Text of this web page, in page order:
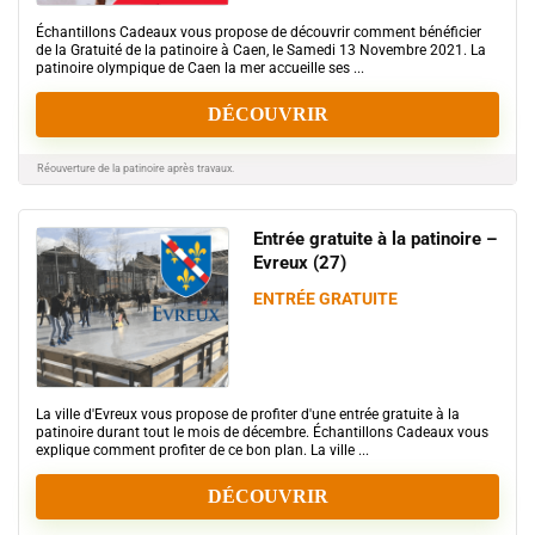
Échantillons Cadeaux vous propose de découvrir comment bénéficier
de la Gratuité de la patinoire à Caen, le Samedi 13 Novembre 2021. La
patinoire olympique de Caen la mer accueille ses ...
DÉCOUVRIR
Réouverture de la patinoire après travaux.
Entrée gratuite à la patinoire –
Evreux (27)
ENTRÉE GRATUITE
La ville d'Evreux vous propose de profiter d'une entrée gratuite à la
patinoire durant tout le mois de décembre. Échantillons Cadeaux vous
explique comment profiter de ce bon plan. La ville ...
DÉCOUVRIR